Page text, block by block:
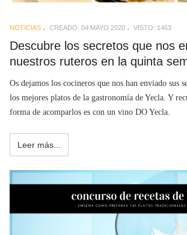
NOTICIAS CREADO: 04 MAYO 2020 VISTO: 1463
Descubre los secretos que nos
nuestros ruteros en la quinta
Os dejamos los cocineros que nos han enviado sus
los mejores platos de la gastronomía de Yecla. Y
forma de acomparlos es con un vino DO Yecla.
Leer más...